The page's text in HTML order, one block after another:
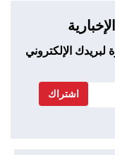
الإلكتروني
اشتراك